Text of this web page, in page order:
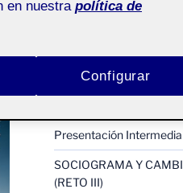
Proyecto III : Memoria
Arte y Antropología
reto 4 Rumiar como los
Presentación Intermedia
SOCIOGRAMA Y
(RETO III)
en nuestra política de
Configurar